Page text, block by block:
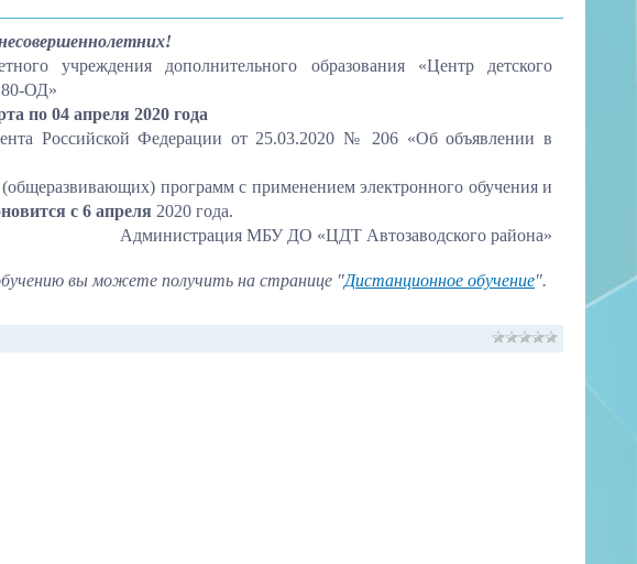
учреждения дополнительного образования «Центр детского
80-ОД»
по 04 апреля 2020 года
Российской Федерации от 25.03.2020 № 206 «Об объявлении в
программ с применением электронного обучения и
с 6 апреля 2020 года.
Администрация МБУ ДО «ЦДТ Автозаводского района»
вы можете получить на странице "Дистанционное обучение".